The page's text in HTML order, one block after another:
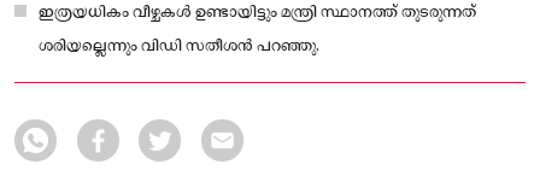
ഇത്രയധികം വീഴ്ചകൾ ഉണ്ടായിട്ടും മന്ത്രി സ്ഥാനത്ത് തുടരുന്നത്
ശരിയല്ലെന്നും വിഡി സതീശൻ പറഞ്ഞു.